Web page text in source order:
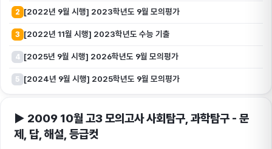
2 [2022년 9월 시행] 2023학년도 9월 모의평가
3 [2022년 11월 시행] 2023학년도 수능 기출
4 [2025년 9월 시행] 2026학년도 9월 모의평가
5 [2024년 9월 시행] 2025학년도 9월 모의평가
▶ 2009 10월 고3 모의고사 사회탐구, 과학탐구 - 문
제, 답, 해설, 등급컷